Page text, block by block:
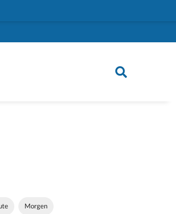
Morgen